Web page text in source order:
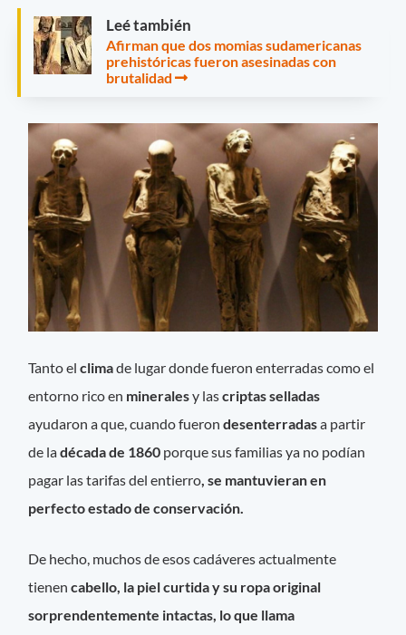
Leé también
Afirman que dos momias sudamericanas
prehistóricas fueron asesinadas con
brutalidad
Tanto elclimade lugar donde fueron enterradas como el
entorno rico en mineralesy lascriptas selladas
ayudaron a que, cuando fuerondesenterradasa partir
de ladécada de 1860 porque sus familias ya no podían
pagar las tarifas del entierro, se mantuvieran en
perfecto estado de conservación.
De hecho, muchos de esos cadáveres actualmente
tienencabello, la piel curtida y su ropa original
sorprendentemente intactas, lo que llama